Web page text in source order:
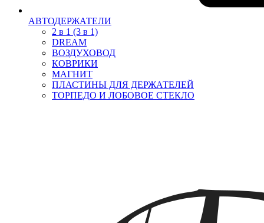
АВТОДЕРЖАТЕЛИ
2 в 1 (3 в 1)
DREAM
ВОЗДУХОВОД
КОВРИКИ
МАГНИТ
ПЛАСТИНЫ ДЛЯ ДЕРЖАТЕЛЕЙ
ТОРПЕДО И ЛОБОВОЕ СТЕКЛО